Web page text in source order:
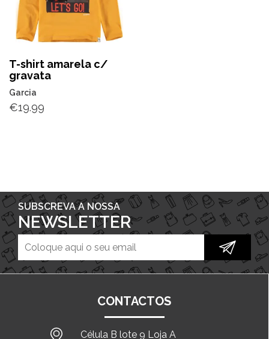
T-shirt amarela c/
gravata
Garcia
€19.99
SUBSCREVA A NOSSA
NEWSLETTER
CONTACTOS
Célula B lote 9 Loja A